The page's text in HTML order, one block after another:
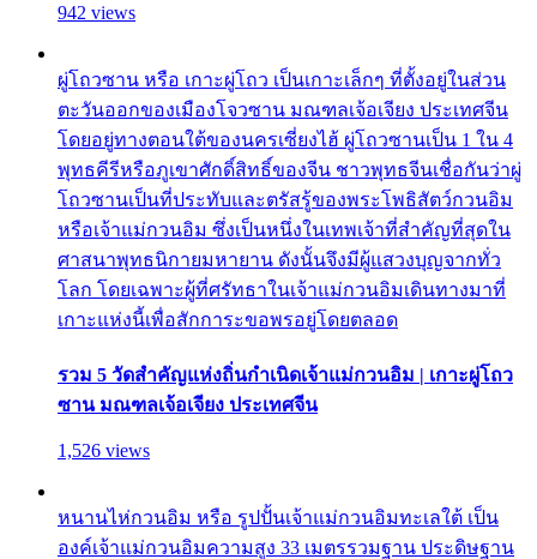
942 views
ผู่โถวซาน หรือ เกาะผู่โถว เป็นเกาะเล็กๆ ที่ตั้งอยู่ในส่วน
ตะวันออกของเมืองโจวซาน มณฑลเจ้อเจียง ประเทศจีน
โดยอยู่ทางตอนใต้ของนครเซี่ยงไฮ้ ผู่โถวซานเป็น 1 ใน 4
พุทธคีรีหรือภูเขาศักดิ์สิทธิ์ของจีน ชาวพุทธจีนเชื่อกันว่าผู่
โถวซานเป็นที่ประทับและตรัสรู้ของพระโพธิสัตว์กวนอิม
หรือเจ้าแม่กวนอิม ซึ่งเป็นหนึ่งในเทพเจ้าที่สำคัญที่สุดใน
ศาสนาพุทธนิกายมหายาน ดังนั้นจึงมีผู้แสวงบุญจากทั่ว
โลก โดยเฉพาะผู้ที่ศรัทธาในเจ้าแม่กวนอิมเดินทางมาที่
เกาะแห่งนี้เพื่อสักการะขอพรอยู่โดยตลอด
รวม 5 วัดสำคัญแห่งถิ่นกำเนิดเจ้าแม่กวนอิม | เกาะผู่โถว
ซาน มณฑลเจ้อเจียง ประเทศจีน
1,526 views
หนานไห่กวนอิม หรือ รูปปั้นเจ้าแม่กวนอิมทะเลใต้ เป็น
องค์เจ้าแม่กวนอิมความสูง 33 เมตรรวมฐาน ประดิษฐาน